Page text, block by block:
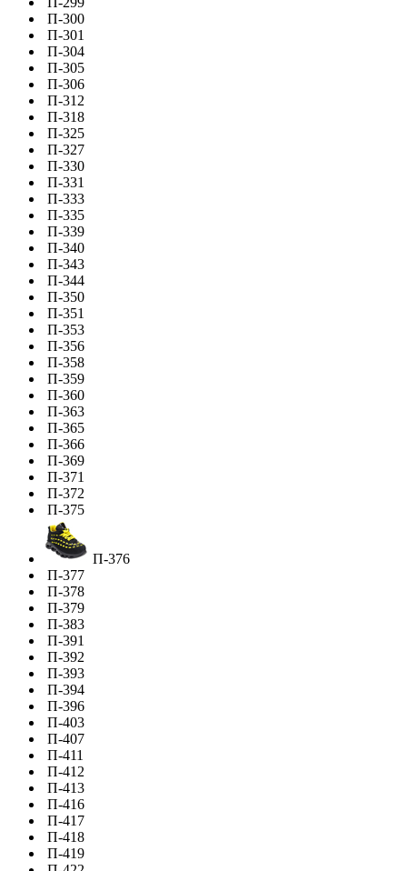
П-300
П-301
П-304
П-305
П-306
П-312
П-318
П-325
П-327
П-330
П-331
П-333
П-335
П-339
П-340
П-343
П-344
П-350
П-351
П-353
П-356
П-358
П-359
П-360
П-363
П-365
П-366
П-369
П-371
П-372
П-375
П-376
П-377
П-378
П-379
П-383
П-391
П-392
П-393
П-394
П-396
П-403
П-407
П-411
П-412
П-413
П-416
П-417
П-418
П-419